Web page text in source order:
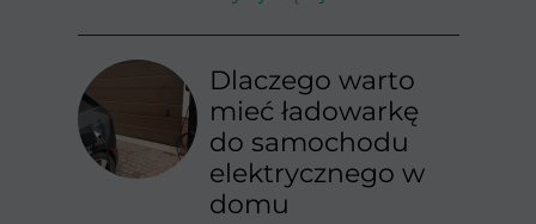
Dlaczego warto
mieć ładowarkę
do samochodu
elektrycznego w
domu